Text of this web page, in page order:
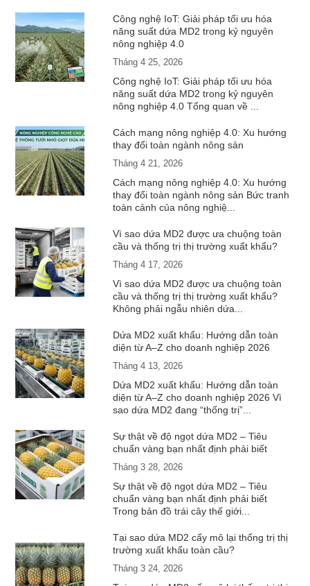
Công nghệ IoT: Giải pháp tối ưu hóa
năng suất dứa MD2 trong kỷ nguyên
nông nghiệp 4.0
Tháng 4 25, 2026
Công nghệ IoT: Giải pháp tối ưu hóa
năng suất dứa MD2 trong kỷ nguyên
nông nghiệp 4.0 Tổng quan về ...
Cách mạng nông nghiệp 4.0: Xu hướng
thay đổi toàn ngành nông sản
Tháng 4 21, 2026
Cách mạng nông nghiệp 4.0: Xu hướng
thay đổi toàn ngành nông sản Bức tranh
toàn cảnh của nông nghiệ...
Vì sao dứa MD2 được ưa chuộng toàn
cầu và thống trị thị trường xuất khẩu?
Tháng 4 17, 2026
Vì sao dứa MD2 được ưa chuộng toàn
cầu và thống trị thị trường xuất khẩu?
Không phải ngẫu nhiên dứa...
Dứa MD2 xuất khẩu: Hướng dẫn toàn
diện từ A–Z cho doanh nghiệp 2026
Tháng 4 13, 2026
Dứa MD2 xuất khẩu: Hướng dẫn toàn
diện từ A–Z cho doanh nghiệp 2026 Vì
sao dứa MD2 đang “thống trị”...
Sự thật về độ ngọt dứa MD2 – Tiêu
chuẩn vàng bạn nhất định phải biết
Tháng 3 28, 2026
Sự thật về độ ngọt dứa MD2 – Tiêu
chuẩn vàng bạn nhất định phải biết
Trong bản đồ trái cây thế giới...
Tại sao dứa MD2 cấy mô lại thống trị thị
trường xuất khẩu toàn cầu?
Tháng 3 24, 2026